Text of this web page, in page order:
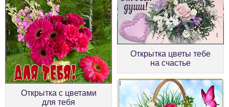
Открытка с цветами
для тебя
Открытка цветы тебе
на счастье